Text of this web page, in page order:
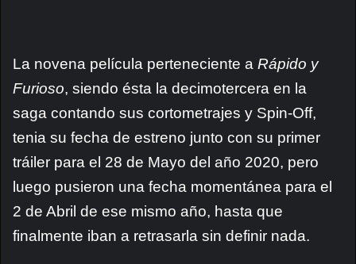
La novena película perteneciente a Rápido y
Furioso, siendo ésta la decimotercera en la
saga contando sus cortometrajes y Spin-Off,
tenia su fecha de estreno junto con su primer
tráiler para el 28 de Mayo del año 2020, pero
luego pusieron una fecha momentánea para el
2 de Abril de ese mismo año, hasta que
finalmente iban a retrasarla sin definir nada.